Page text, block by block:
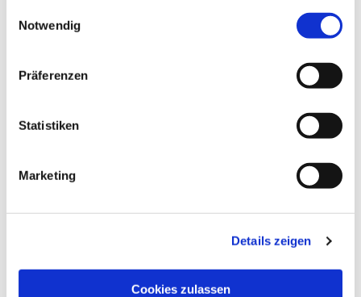
Notwendig
Präferenzen
Statistiken
Marketing
Details zeigen
Cookies zulassen